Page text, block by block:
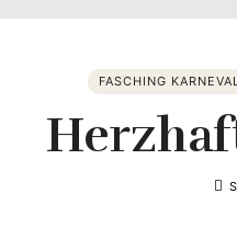
Kanal
–
Yvonne
FASCHING